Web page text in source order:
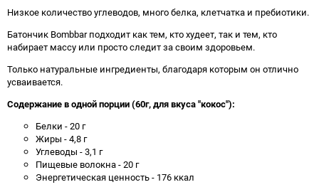
Низкое количество углеводов, много белка, клетчатка и пребиотики.
Батончик Bombbar подходит как тем, кто худеет, так и тем, кто
набирает массу или просто следит за своим здоровьем.
Только натуральные ингредиенты, благодаря которым он отлично
усваивается.
Содержание в одной порции (60г, для вкуса "кокос"):
Белки - 20 г
Жиры - 4,8 г
Углеводы - 3,1 г
Пищевые волокна - 20 г
Энергетическая ценность - 176 ккал